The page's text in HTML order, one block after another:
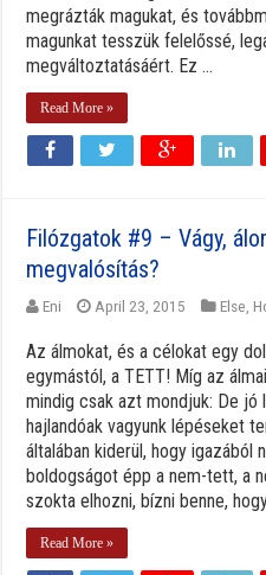
megrázták magukat, és
magunkat tesszük felelőssé,
megváltoztatásáért. Ez ...
Read More »
Filózgatok #9 – Vágy,
megvalósítás?
Eni April 23, 2015 Else,
Az álmokat, és a célokat egy
egymástól, a TETT! Míg az
mindig csak azt mondjuk: De jó
hajlandóak vagyunk lépéseket
általában kiderül, hogy igazából
boldogságot épp a nem-tett, a
szokta elhozni, bízni benne,
Read More »